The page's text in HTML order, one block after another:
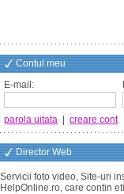
Contul meu
E-mail:
parola uitata creare cont
Director Web
Servicii foto video, Site-uri
HelpOnline.ro, care contin